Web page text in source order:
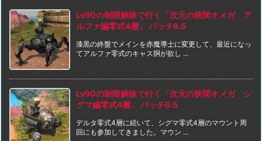
Lv90の制限解除で行く「次元の狭間オメガ ア
ルファ編零式4層」 パッチ6.5
漆黒の終盤でメインを赤魔導士に変更して、最近になっ
てアルファ零式のキャス胴が欲し ...
Lv90の制限解除で行く「次元の狭間オメガ シ
グマ編零式4層」 パッチ6.5
デルタ零式4層に続いて、シグマ零式4層のマウント周
回にも参加してきました。マウン ...